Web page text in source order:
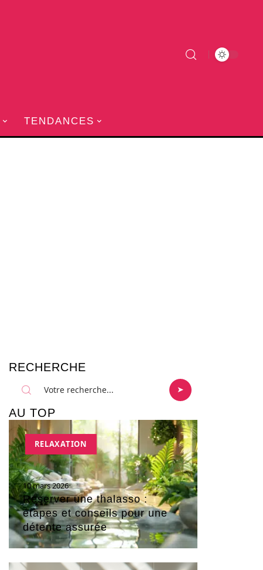
TENDANCES
RECHERCHE
AU TOP
RELAXATION
10 mars 2026
Réserver une thalasso :
étapes et conseils pour une
détente assurée